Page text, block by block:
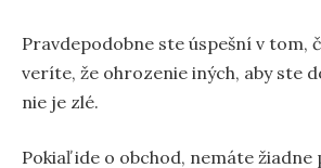
Pravdepodobne ste úspešní v tom,
veríte, že ohrozenie iných, aby ste
nie je zlé.
Pokiaľ ide o obchod, nemáte žiadne